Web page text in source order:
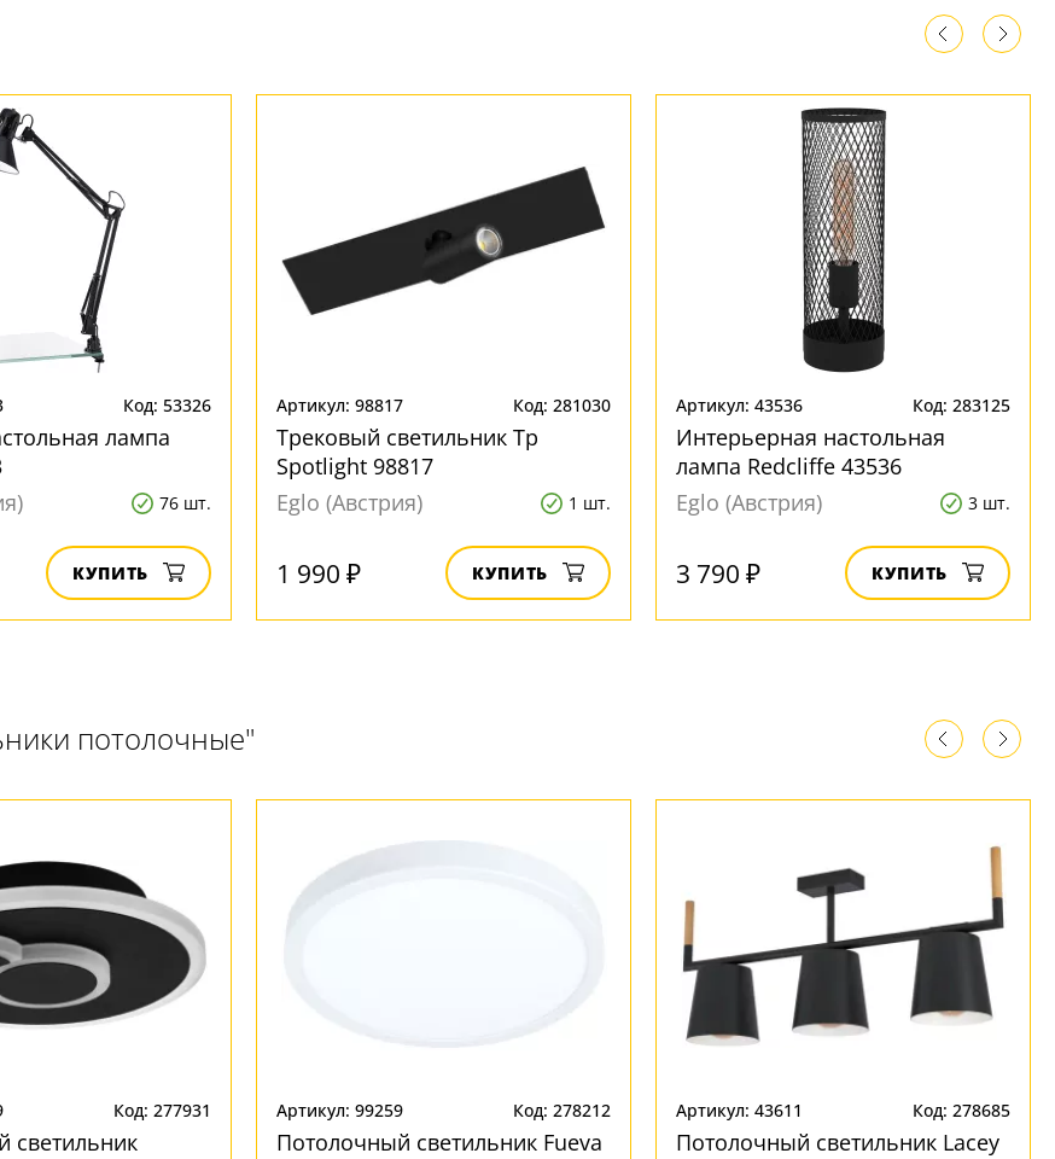
Код: 53326
лампа
76 шт.
КУПИТЬ
Артикул: 98817 Код: 281030
Трековый светильник Tp
Spotlight 98817
Eglo (Австрия)
1 шт.
1 990 ₽ КУПИТЬ
Артикул: 43536 Код: 283125
Интерьерная настольная
лампа Redcliffe 43536
Eglo (Австрия)
3 шт.
3 790 ₽ КУПИТЬ
потолочные"
Код: 277931
светильник
Артикул: 99259 Код: 278212
Потолочный светильник Fueva
Артикул: 43611 Код: 278685
Потолочный светильник Lacey